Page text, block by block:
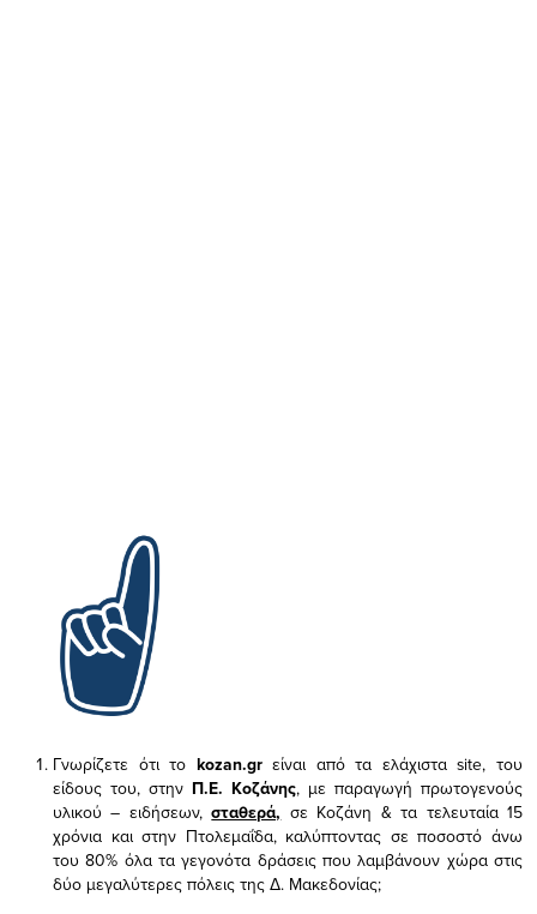
Γνωρίζετε ότι το kozan.gr είναι από τα ελάχισταsite, του
είδους του, στην Π.Ε. Κοζάνης, με παραγωγή πρωτογενούς
υλικού – ειδήσεων,σταθερά, σε Κοζάνη & τα τελευταία 15
χρόνια και στην Πτολεμαΐδα, καλύπτοντας σε ποσοστό άνω
του 80% όλα τα γεγονότα δράσεις που λαμβάνουν χώρα στις
δύο μεγαλύτερες πόλεις της Δ. Μακεδονίας;